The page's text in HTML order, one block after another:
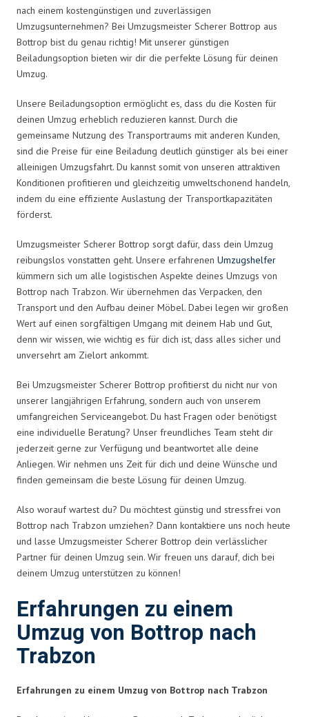
nach einem kostengünstigen und zuverlässigen
Umzugsunternehmen? Bei Umzugsmeister Scherer Bottrop aus
Bottrop bist du genau richtig! Mit unserer günstigen
Beiladungsoption bieten wir dir die perfekte Lösung für deinen
Umzug.
Unsere Beiladungsoption ermöglicht es, dass du die Kosten für
deinen Umzug erheblich reduzieren kannst. Durch die
gemeinsame Nutzung des Transportraums mit anderen Kunden,
sind die Preise für eine Beiladung deutlich günstiger als bei einer
alleinigen Umzugsfahrt. Du kannst somit von unseren attraktiven
Konditionen profitieren und gleichzeitig umweltschonend handeln,
indem du eine effiziente Auslastung der Transportkapazitäten
förderst.
Umzugsmeister Scherer Bottrop sorgt dafür, dass dein Umzug
reibungslos vonstatten geht. Unsere erfahrenen Umzugshelfer
kümmern sich um alle logistischen Aspekte deines Umzugs von
Bottrop nach Trabzon. Wir übernehmen das Verpacken, den
Transport und den Aufbau deiner Möbel. Dabei legen wir großen
Wert auf einen sorgfältigen Umgang mit deinem Hab und Gut,
denn wir wissen, wie wichtig es für dich ist, dass alles sicher und
unversehrt am Zielort ankommt.
Bei Umzugsmeister Scherer Bottrop profitierst du nicht nur von
unserer langjährigen Erfahrung, sondern auch von unserem
umfangreichen Serviceangebot. Du hast Fragen oder benötigst
eine individuelle Beratung? Unser freundliches Team steht dir
jederzeit gerne zur Verfügung und beantwortet alle deine
Anliegen. Wir nehmen uns Zeit für dich und deine Wünsche und
finden gemeinsam die beste Lösung für deinen Umzug.
Also worauf wartest du? Du möchtest günstig und stressfrei von
Bottrop nach Trabzon umziehen? Dann kontaktiere uns noch heute
und lasse Umzugsmeister Scherer Bottrop dein verlässlicher
Partner für deinen Umzug sein. Wir freuen uns darauf, dich bei
deinem Umzug unterstützen zu können!
Erfahrungen zu einem
Umzug von Bottrop nach
Trabzon
Erfahrungen zu einem Umzug von Bottrop nach Trabzon